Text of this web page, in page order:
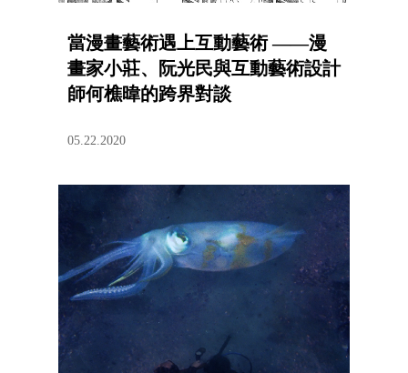
當漫畫藝術遇上互動藝術 ――漫
畫家小莊、阮光民與互動藝術設計
師何樵暐的跨界對談
05.22.2020